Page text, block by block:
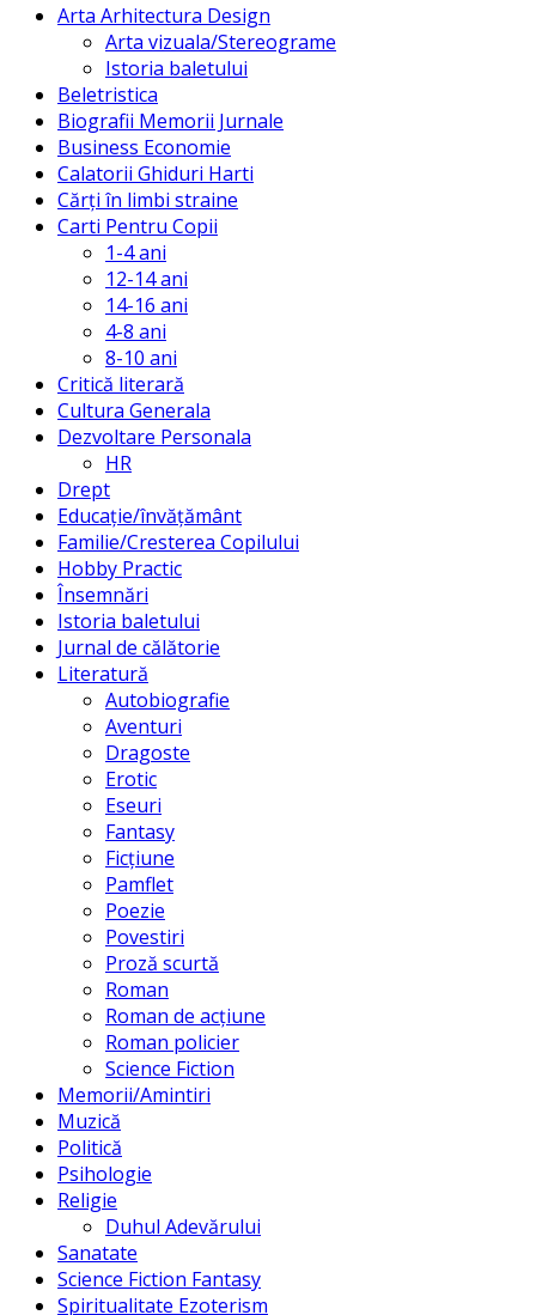
Arta Arhitectura Design
Arta vizuala/Stereograme
Istoria baletului
Beletristica
Biografii Memorii Jurnale
Business Economie
Calatorii Ghiduri Harti
Cărți în limbi straine
Carti Pentru Copii
1-4 ani
12-14 ani
14-16 ani
4-8 ani
8-10 ani
Critică literară
Cultura Generala
Dezvoltare Personala
HR
Drept
Educație/învățământ
Familie/Cresterea Copilului
Hobby Practic
Însemnări
Istoria baletului
Jurnal de călătorie
Literatură
Autobiografie
Aventuri
Dragoste
Erotic
Eseuri
Fantasy
Ficțiune
Pamflet
Poezie
Povestiri
Proză scurtă
Roman
Roman de acțiune
Roman policier
Science Fiction
Memorii/Amintiri
Muzică
Politică
Psihologie
Religie
Duhul Adevărului
Sanatate
Science Fiction Fantasy
Spiritualitate Ezoterism